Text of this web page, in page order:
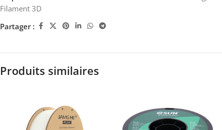
Filament 3D
Partager :
Produits similaires